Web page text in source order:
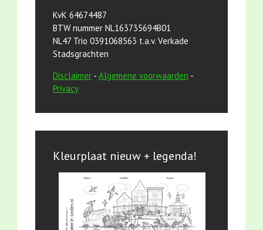
KvK 64674487
BTW nummer NL163735694B01
NL47 Trio 0391068563 t.a.v. Verkade
Stadsgrachten
Disclaimer - Algemene voorwaarden -
Privacy
Kleurplaat nieuw + legenda!